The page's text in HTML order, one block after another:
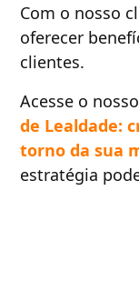
Com o nosso
oferecer
clientes.
Acesse o
de Lealdade:
torno da sua
estratégia